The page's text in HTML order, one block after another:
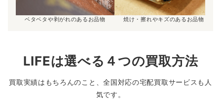
ベタベタや剥がれのあるお品物 焼け・擦れやキズのあるお品物
LIFEは選べる４つの買取方法
買取実績はもちろんのこと、全国対応の宅配買取サービスも人
気です。